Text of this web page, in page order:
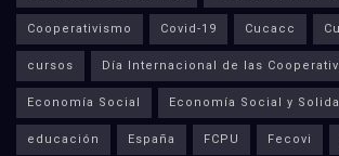
Cooperativismo Covid-19 Cucacc
cursos Día Internacional de las
Economía Social Economía Social y
educación España FCPU Fecovi